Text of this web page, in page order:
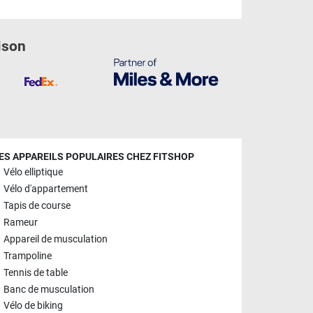
APPAREILS POPULAIRES CHEZ FITSHOP
Vélo elliptique
Vélo d'appartement
Tapis de course
Rameur
Appareil de musculation
Trampoline
Tennis de table
Banc de musculation
Vélo de biking